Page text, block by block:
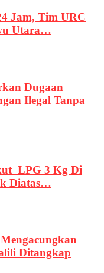
Jam, Tim URC
Utara…
Dugaan
Ilegal Tanpa
LPG 3 Kg Di
Diatas…
Ditangkap